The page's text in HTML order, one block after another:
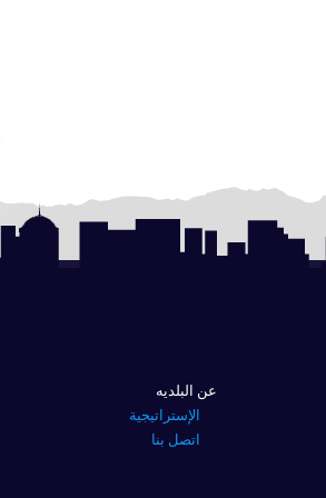
عن البلديه
الإستراتيجية
اتصل بنا